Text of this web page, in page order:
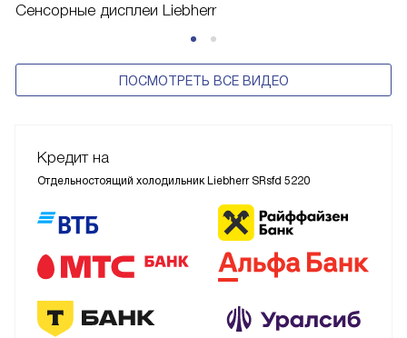
Сенсорные дисплеи Liebherr
ПОСМОТРЕТЬ ВСЕ ВИДЕО
Кредит на
Отдельностоящий холодильник Liebherr SRsfd 5220